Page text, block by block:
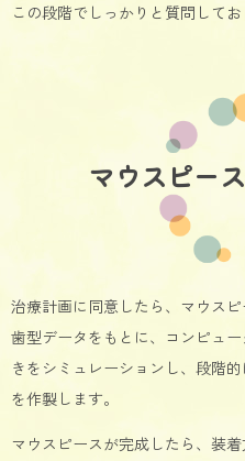
この段階でしっかりと質問してお
マウスピー
治療計画に同意したら、マウス
歯型データをもとに、コンピュ
きをシミュレーションし、段階
を作製します。
マウスピースが完成したら、装